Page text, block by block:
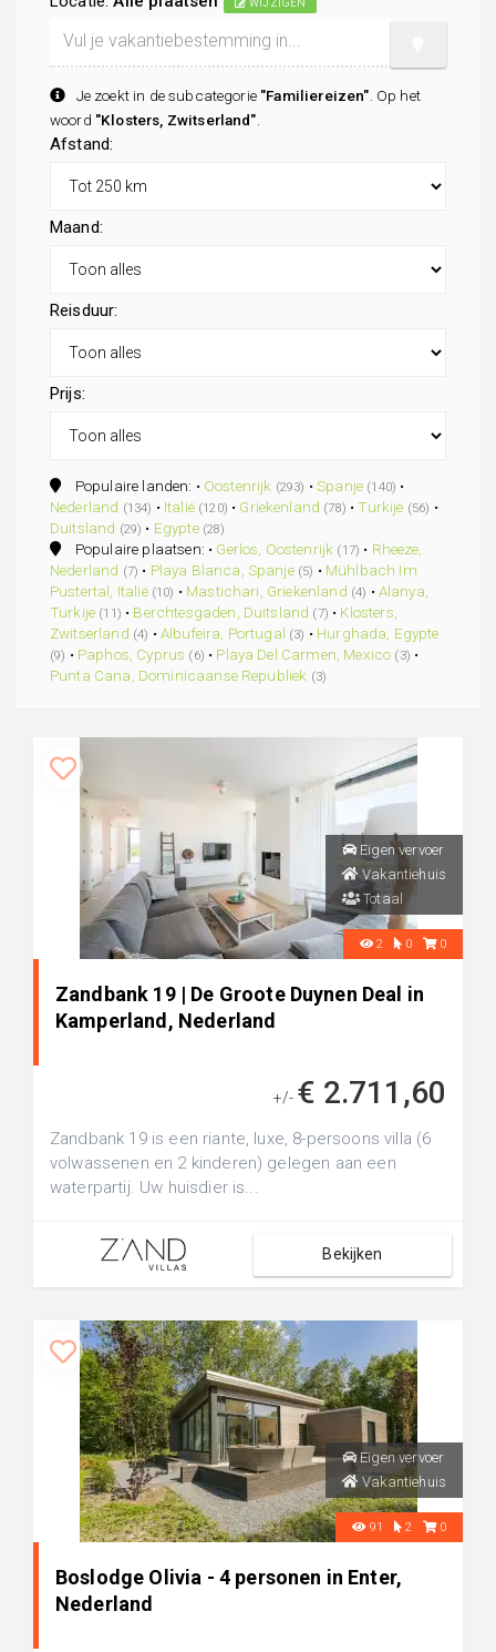
Je zoekt in de subcategorie "Familiereizen" . Op het
woord "Klosters, Zwitserland"
Afstand:
Maand:
Reisduur:
Prijs:
Populaire landen: • Oostenrijk (293) •Spanje (140) •
Nederland (134) • Italië (120) • Griekenland (78) • Turkije (56) •
Duitsland (29) • Egypte (28)
Populaire plaatsen: • Gerlos, Oostenrijk (17) • Rheeze,
Nederland (7) • Playa Blanca, Spanje (5) • Mühlbach Im
Pustertal, Italië (10) • Mastichari, Griekenland (4) • Alanya,
Turkije (11) • Berchtesgaden, Duitsland (7) • Klosters,
Zwitserland (4) • Albufeira, Portugal (3) • Hurghada, Egypte
(9) • Paphos, Cyprus (6) • Playa Del Carmen, Mexico (3) •
Punta Cana, Dominicaanse Republiek (3)
Eigen vervoer
Vakantiehuis
Totaal
2 0 0
Zandbank 19 | De Groote Duynen Deal in
Kamperland, Nederland
+/- € 2.711,60
Zandbank 19 is een riante, luxe, 8-persoons villa (6
volwassenen en 2 kinderen) gelegen aan een
waterpartij. Uw huisdier is...
Bekijken
Eigen vervoer
Vakantiehuis
91 2 0
Boslodge Olivia - 4 personen in Enter,
Nederland